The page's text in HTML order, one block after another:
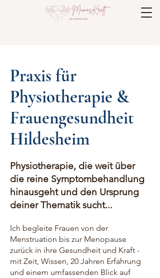
Praxis für
Physiotherapie &
Frauengesundheit
Hildesheim
Physiotherapie, die weit über
die reine Symptombehandlung
hinausgeht und den Ursprung
deiner Thematik sucht...
Ich begleite Frauen von der
Menstruation bis zur Menopause
zurück in ihre Gesundheit und Kraft -
mit Zeit, Wissen, 20 Jahren Erfahrung
und einem umfassenden Blick auf